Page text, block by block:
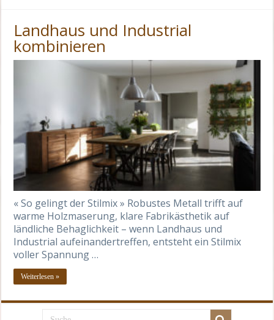
Landhaus und Industrial
kombinieren
« So gelingt der Stilmix » Robustes Metall trifft auf
warme Holzmaserung, klare Fabrikästhetik auf
ländliche Behaglichkeit – wenn Landhaus und
Industrial aufeinandertreffen, entsteht ein Stilmix
voller Spannung …
Weiterlesen »